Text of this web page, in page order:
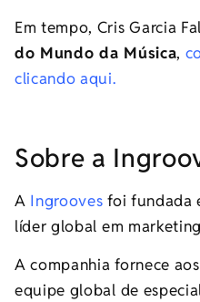
Em tempo, Cris Garcia
do Mundo da Música, c
clicando aqui.
Sobre a
A Ingrooves foi fundada
líder global em
A companhia fornece
equipe global de